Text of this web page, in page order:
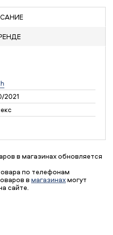
2021
в магазинах обновляется
по телефонам
в магазинахмогут
сайте.